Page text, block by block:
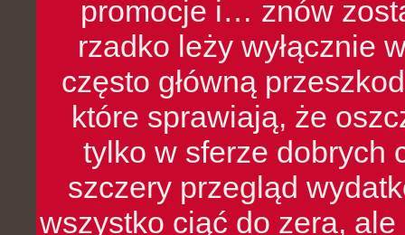
promocje i… znów
rzadko leży wyłącznie
często główną
które sprawiają, że
tylko w sferze dobrych
szczery przegląd
wszystko ciąć do zera,